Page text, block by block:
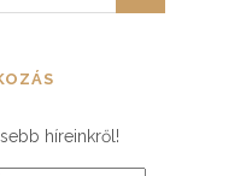
híreinkről!